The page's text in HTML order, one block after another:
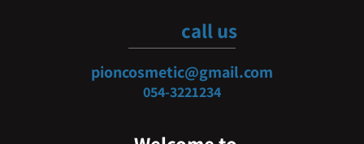
call us
pioncosmetic@gmail.com
054-3221234